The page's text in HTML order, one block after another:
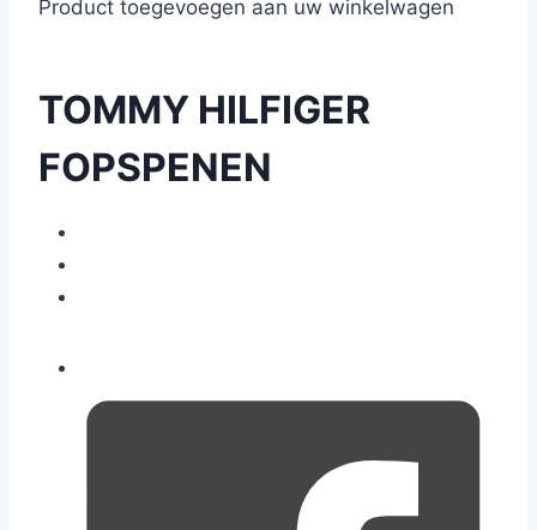
Product toegevoegen aan uw winkelwagen
TOMMY HILFIGER
FOPSPENEN